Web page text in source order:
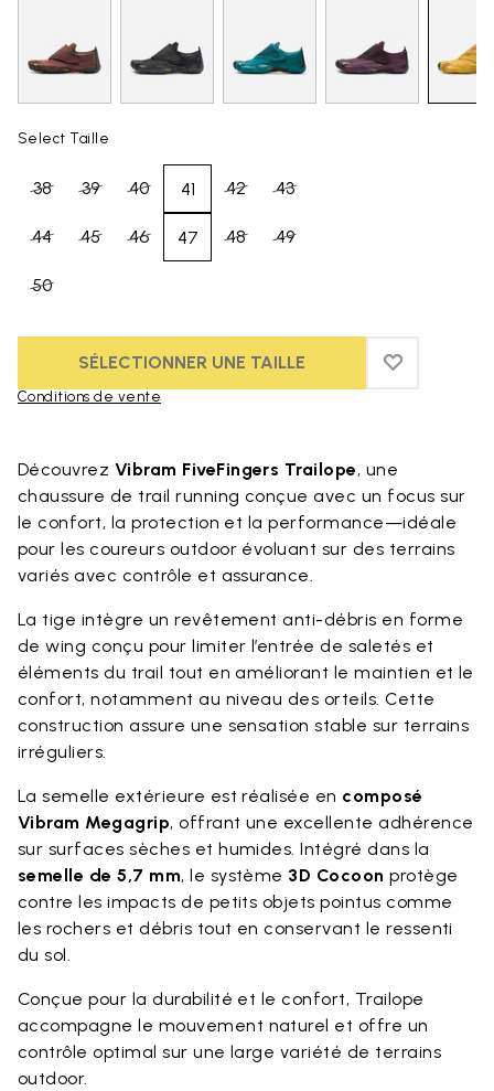
Select Taille
38 39 40 41 42 43
44 45 46 47 48 49
50
SÉLECTIONNER UNE TAILLE ADD TO
ADD TO
Conditions de vente
Découvrez Vibram FiveFingers Trailope, une
chaussure de trail running conçue avec un focus sur
le confort, la protection et la performance—idéale
pour les coureurs outdoor évoluant sur des terrains
variés avec contrôle et assurance.
La tige intègre un revêtement anti-débris en forme
de wing conçu pour limiter l’entrée de saletés et
éléments du trail tout en améliorant le maintien et le
confort, notamment au niveau des orteils. Cette
construction assure une sensation stable sur terrains
irréguliers.
La semelle extérieure est réalisée en composé
Vibram Megagrip, offrant une excellente adhérence
sur surfaces sèches et humides. Intégré dans la
semelle de 5,7 mm, le système 3D Cocoon protège
contre les impacts de petits objets pointus comme
les rochers et débris tout en conservant le ressenti
du sol.
Conçue pour la durabilité et le confort, Trailope
accompagne le mouvement naturel et offre un
contrôle optimal sur une large variété de terrains
outdoor.